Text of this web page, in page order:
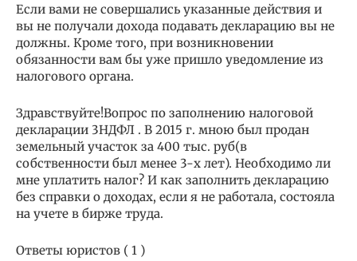
Если вами не совершались указанные действия и
вы не получали дохода подавать декларацию вы не
должны. Кроме того, при возникновении
обязанности вам бы уже пришло уведомление из
налогового органа.
Здравствуйте!Вопрос по заполнению налоговой
декларации 3НДФЛ . В 2015 г. мною был продан
земельный участок за 400 тыс. руб(в
собственности был менее 3-х лет). Необходимо ли
мне уплатить налог? И как заполнить декларацию
без справки о доходах, если я не работала, состояла
на учете в бирже труда.
Ответы юристов ( 1 )